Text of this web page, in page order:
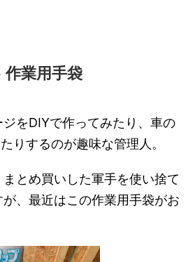
業用手袋
をDIYで作ってみたり、車の
りするのが趣味な管理人。
とめ買いした軍手を使い捨て
、最近はこの作業用手袋がお